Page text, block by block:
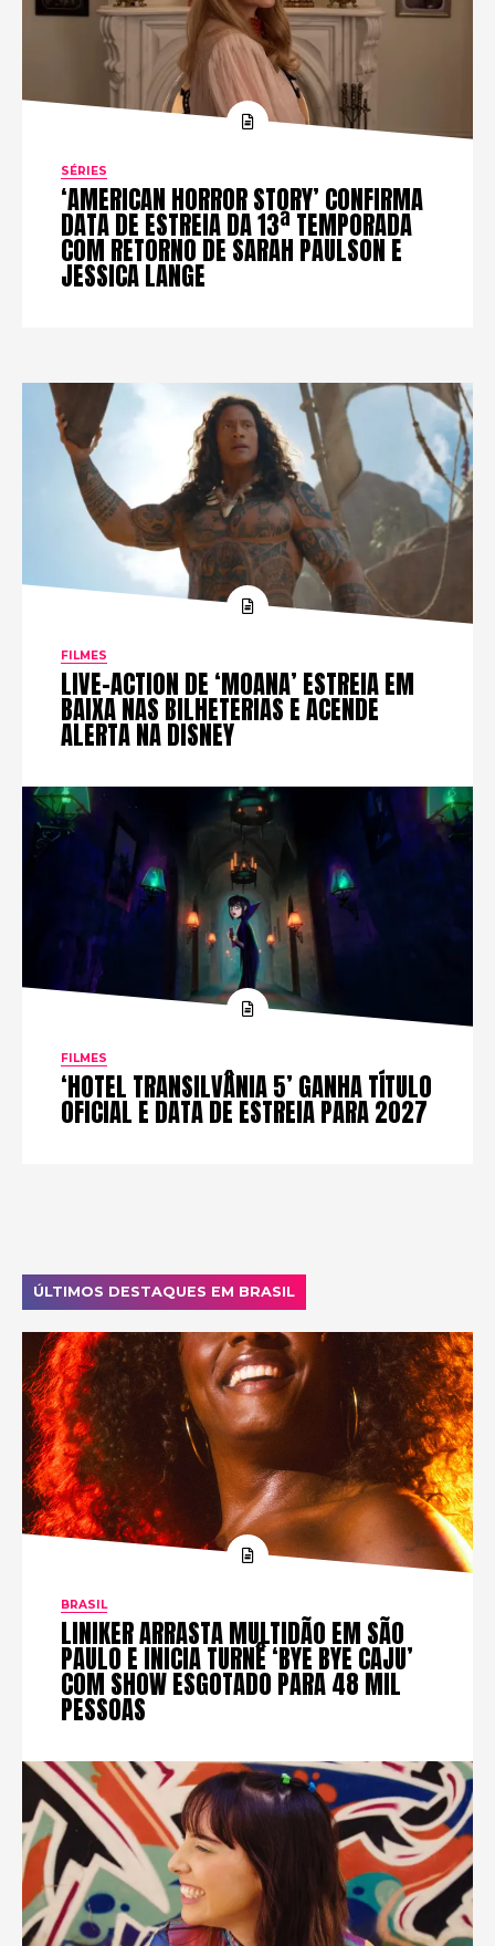
SÉRIES
‘AMERICAN HORROR STORY’ CONFIRMA
DATA DE ESTREIA DA 13ª TEMPORADA
COM RETORNO DE SARAH PAULSON E
JESSICA LANGE
FILMES
LIVE-ACTION DE ‘MOANA’ ESTREIA EM
BAIXA NAS BILHETERIAS E ACENDE
ALERTA NA DISNEY
FILMES
‘HOTEL TRANSILVÂNIA 5’ GANHA TÍTULO
OFICIAL E DATA DE ESTREIA PARA 2027
ÚLTIMOS DESTAQUES EM BRASIL
BRASIL
LINIKER ARRASTA MULTIDÃO EM SÃO
PAULO E INICIA TURNÊ ‘BYE BYE CAJU’
COM SHOW ESGOTADO PARA 48 MIL
PESSOAS